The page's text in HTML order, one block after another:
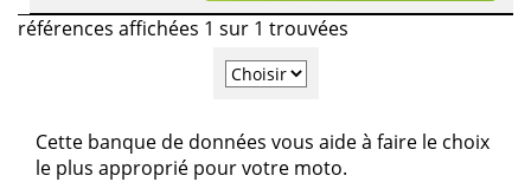
références affichées 1 sur 1 trouvées
Cette banque de données vous aide à faire le choix
le plus approprié pour votre moto.